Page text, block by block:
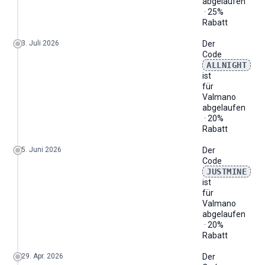
· 25%
Rabatt
3. Juli 2026
Der
Code
ALLNIGHT
ist
für
Valmano
abgelaufen
· 20%
Rabatt
5. Juni 2026
Der
Code
JUSTMINE
ist
für
Valmano
abgelaufen
· 20%
Rabatt
29. Apr. 2026
Der